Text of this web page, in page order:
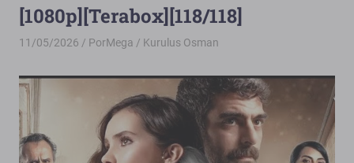
[1080p][Terabox][118/118]
11/05/2026 PorMega Kurulus Osman